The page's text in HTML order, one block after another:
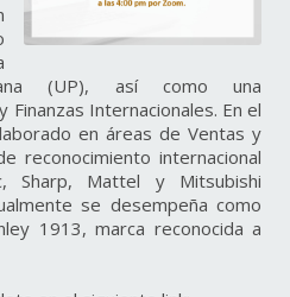
(UP), así como una
Finanzas Internacionales. En el
en áreas de Ventas y
reconocimiento internacional
Sharp, Mattel y Mitsubishi
se desempeña como
1913, marca reconocida a